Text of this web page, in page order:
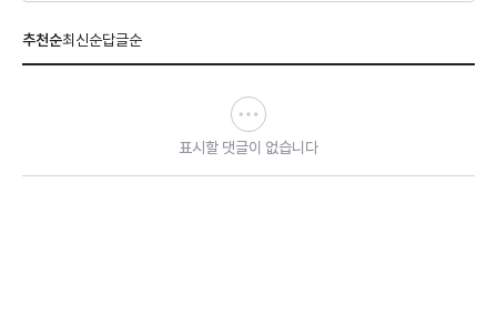
추천순최신순답글순
표시할 댓글이 없습니다